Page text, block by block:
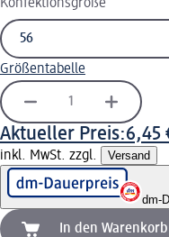
Konfektionsgröße
Größentabelle
Aktueller Preis:6,45
inkl. MwSt. zzgl. Versand
dm-
In den Warenkorb